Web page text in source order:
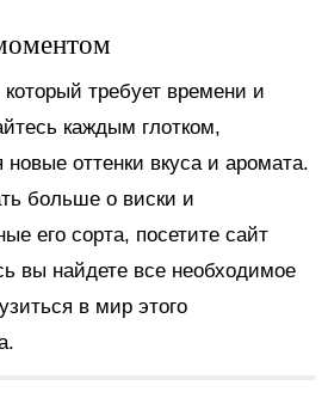
который требует времени и
каждым глотком,
оттенки вкуса и аромата.
больше о виски и
его сорта, посетите сайт
вы найдете все необходимое
в мир этого